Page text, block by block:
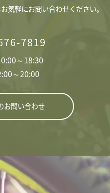
気軽にお問い合わせください。
7819
～18:30
～20:00
お問い合わせ